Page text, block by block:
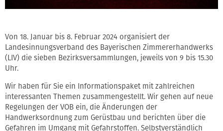
Von 18. Januar bis 8. Februar 2024 organisiert der
Landesinnungsverband des Bayerischen Zimmererhandwerks
(LIV) die sieben Bezirksversammlungen, jeweils von 9 bis 15.30
Uhr.
Wir haben für Sie ein Informationspaket mit zahlreichen
interessanten Themen zusammengestellt. Wir gehen auf neue
Regelungen der VOB ein, die Änderungen der
Handwerksordnung zum Gerüstbau und berichten über die
Gefahren im Umgang mit Gefahrstoffen. Selbstverständlich